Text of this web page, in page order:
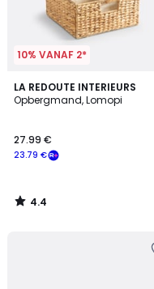
10% VANAF 2*
LA REDOUTE INTERIEURS
Opbergmand, Lomopi
23.79 €
27.99 €
4.4
/ 5
4.4
/